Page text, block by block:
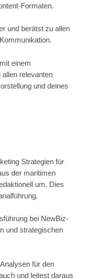
Formaten.
und berätst zu allen
einem
relevanten
und deines
Strategien für
der maritimen
um. Dies
bei NewBiz-
und strategischen
für den
und leitest daraus